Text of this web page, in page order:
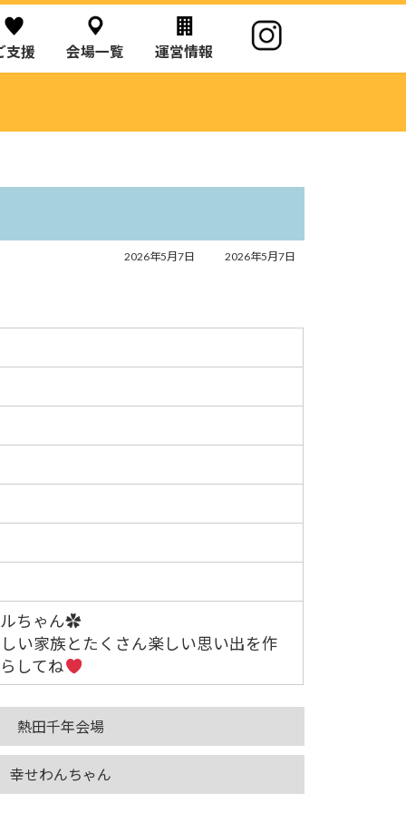
支援 会場一覧 運営情報
2026年5月7日
最
時
2026年5月7日
ルちゃん✿
い家族とたくさん楽しい思い出を作
してね
熱田千年会場
幸せわんちゃん